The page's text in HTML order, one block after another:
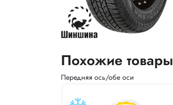
Похожие товары
Передняя ось/обе оси